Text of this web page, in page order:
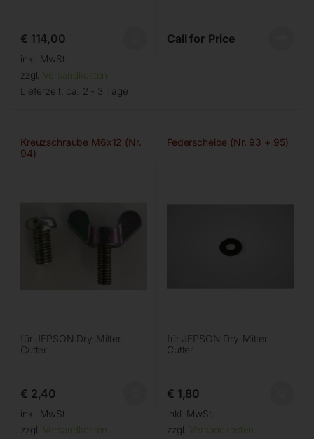
€ 114,00
inkl. MwSt.
zzgl. Versandkosten
Lieferzeit: ca. 2 - 3 Tage
Call for Price
Kreuzschraube M6x12 (Nr.
94)
für JEPSON Dry-Mitter-
Cutter
€ 2,40
inkl. MwSt.
zzgl. Versandkosten
Federscheibe (Nr. 93 + 95)
für JEPSON Dry-Mitter-
Cutter
€ 1,80
inkl. MwSt.
zzgl. Versandkosten